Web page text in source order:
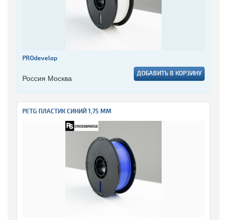
PROdevelop
Россия Москва ДОБАВИТЬ В КОРЗИНУ
PETG ПЛАСТИК СИНИЙ 1,75 ММ